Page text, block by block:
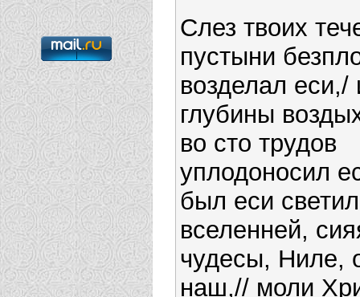
Слез твоих
пустыни
возделал еси,/
глубины
во сто трудов
уплодоносил
был еси
вселенней,
чудесы, Ниле,
наш,// моли